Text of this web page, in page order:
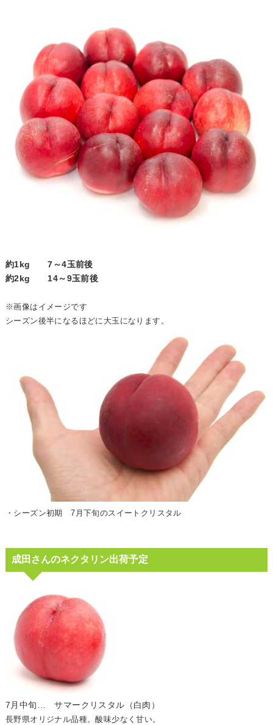
約1kg 7～4玉前後
約2kg 14～9玉前後
※画像はイメージです
シーズン後半になるほどに大玉になります。
・シーズン初期 7月下旬のスイートクリスタル
成田さんのネクタリン出荷予定
7月中旬… サマークリスタル（白肉）
長野県オリジナル品種。酸味少なく甘い。